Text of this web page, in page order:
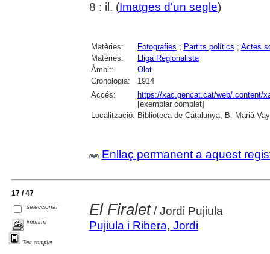
8 : il. (Imatges d'un segle)
Matèries: Fotografies ; Partits polítics ; Actes
Matèries:
Lliga Regionalista
Àmbit:
Olot
Cronologia:
1914
Accés:
https://xac.gencat.cat/web/.content/
[exemplar complet]
Localització: Biblioteca de Catalunya; B. Marià
Enllaç permanent a aquest
17 / 47
seleccionar
imprimir
Text complet
El Firalet/ Jordi Pujiula
Pujiula i Ribera, Jordi